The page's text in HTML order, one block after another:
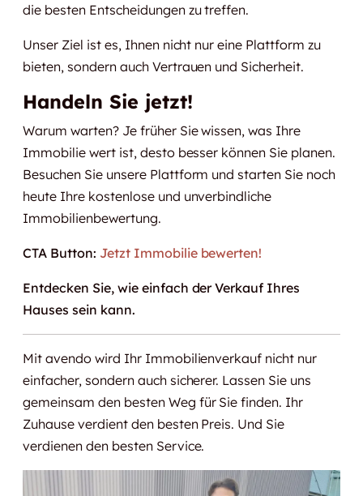
die besten Entscheidungen zu treffen.
Unser Ziel ist es, Ihnen nicht nur eine Plattform zu
bieten, sondern auch Vertrauen und Sicherheit.
Handeln Sie jetzt!
Warum warten? Je früher Sie wissen, was Ihre
Immobilie wert ist, desto besser können Sie planen.
Besuchen Sie unsere Plattform und starten Sie noch
heute Ihre kostenlose und unverbindliche
Immobilienbewertung.
CTA Button: Jetzt Immobilie bewerten!
Entdecken Sie, wie einfach der Verkauf Ihres
Hauses sein kann.
Mit avendo wird Ihr Immobilienverkauf nicht nur
einfacher, sondern auch sicherer. Lassen Sie uns
gemeinsam den besten Weg für Sie finden. Ihr
Zuhause verdient den besten Preis. Und Sie
verdienen den besten Service.